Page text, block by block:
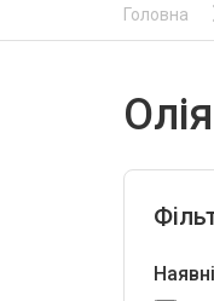
Головна